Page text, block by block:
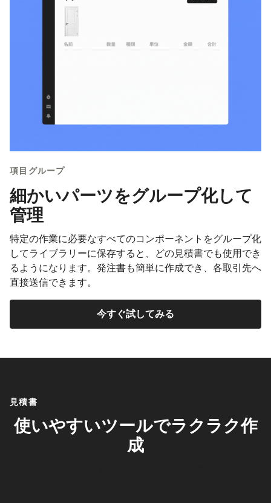
項目グループ
細かいパーツをグループ化して
管理
特定の作業に必要なすべてのコンポーネントをグループ化
してライブラリーに保存すると、どの見積書でも使用でき
るようになります。発注書も簡単に作成でき、各取引先へ
直接送信できます。
今すぐ試してみる
見積書
使いやすいツールでラクラク作
成